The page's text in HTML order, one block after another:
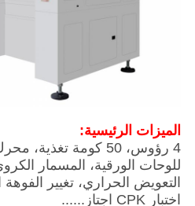
الميزات الرئيسية:
4 رؤوس، 50 كومة
للوحات الورقية، المسمار
اختبار CPK اجتاز......